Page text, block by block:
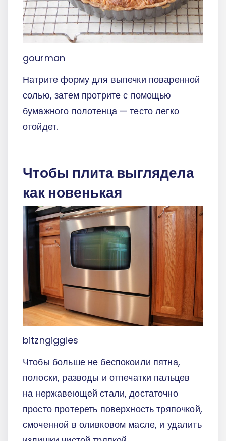
gourman
Натрите форму для выпечки поваренной
солью, затем протрите с помощью
бумажного полотенца — тесто легко
отойдет.
Чтобы плита выглядела
как новенькая
bitzngiggles
Чтобы больше не беспокоили пятна,
полоски, разводы и отпечатки пальцев
на нержавеющей стали, достаточно
просто протереть поверхность тряпочкой,
смоченной в оливковом масле, и удалить